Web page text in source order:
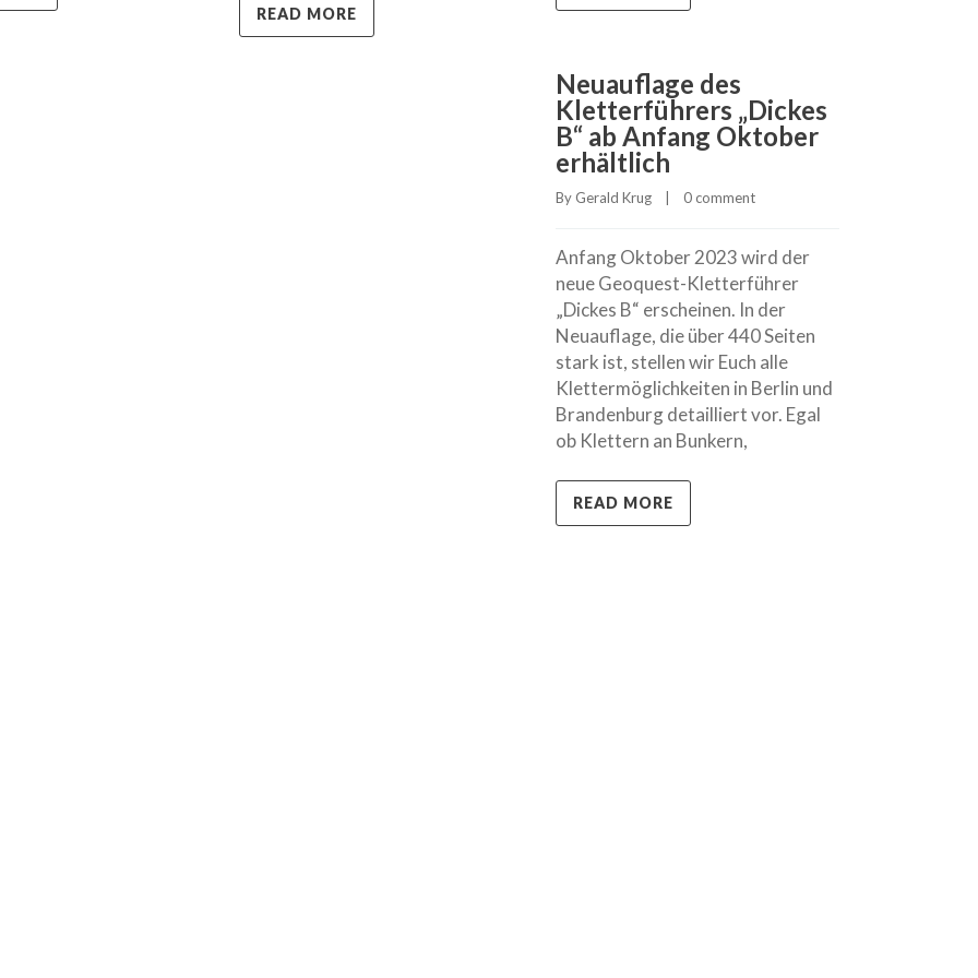
READ MORE
Neuauflage des
Kletterführers „Dickes
B“ ab Anfang Oktober
erhältlich
By Gerald Krug 0 comment
Anfang Oktober 2023 wird der
neue Geoquest-Kletterführer
„Dickes B“ erscheinen. In der
Neuauflage, die über 440 Seiten
stark ist, stellen wir Euch alle
Klettermöglichkeiten in Berlin und
Brandenburg detailliert vor. Egal
ob Klettern an Bunkern,
READ MORE